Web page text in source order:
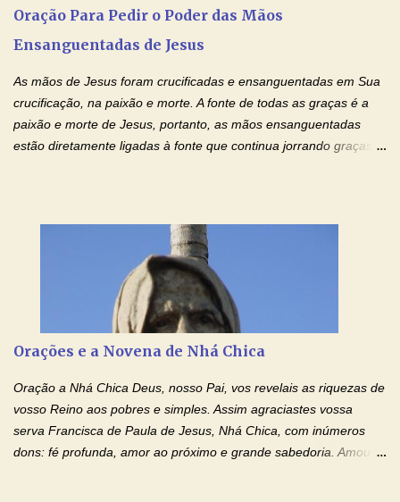
de orgulho. Nada faz de inconveniente, não procura o seu próprio
interesse, não se irrita, não guarda rancor. Não se alegra com a
Oração Para Pedir o Poder das Mãos
Ensanguentadas de Jesus
As mãos de Jesus foram crucificadas e ensanguentadas em Sua
crucificação, na paixão e morte. A fonte de todas as graças é a
paixão e morte de Jesus, portanto, as mãos ensanguentadas
estão diretamente ligadas à fonte que continua jorrando graças
ensanguentadas, chagadas e abertas, sobre mim, neste
momento. Sinto-me completamente sem forças para prosseguir,
carregando as minhas cruzes. Preciso que a força e o poder de
Tuas Mãos, que suportaram a mais profunda dor ao serem
pregadas na Cruz, reergam-me e curem-me agora. Jesus, não
amo. Nós precisamos desesperadamente de cura física e
espiritual, através do toque consolador de tuas Mãos
ensanguentadas e infinitamente poderosas. Eu reconheço,
apesar de toda a minha limitação e da infinidade dos meus ...
Orações e a Novena de Nhá Chica
Oração a Nhá Chica Deus, nosso Pai, vos revelais as riquezas de
vosso Reino aos pobres e simples. Assim agraciastes vossa
serva Francisca de Paula de Jesus, Nhá Chica, com inúmeros
dons: fé profunda, amor ao próximo e grande sabedoria. Amou a